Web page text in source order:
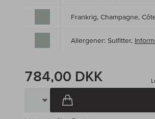
Frankrig, Champagne,
Allergener: Sulfitter,
784,00 DKK